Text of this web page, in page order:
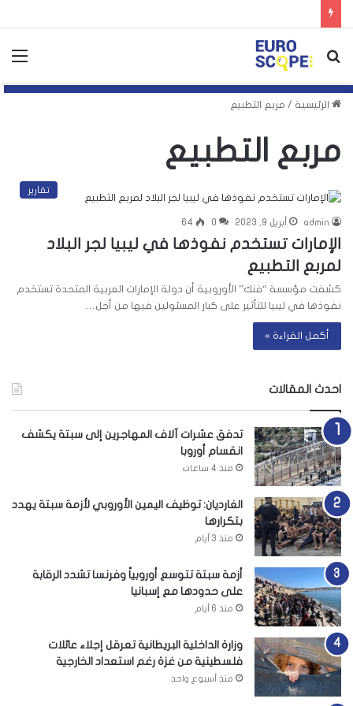
بحث
الرئيسية / مربع التطبيع
مربع التطبيع
تقارير
admin أبريل 9, 2023 0
64
الإمارات تستخدم نفوذها في ليبيا لجر البلاد
لمربع التطبيع
كشفت مؤسسة “فنك” الأوروبية أن دولة الإمارات العربية المتحدة تستخدم
نفوذها في ليبيا للتأثير على كبار المسئولين فيها من أجل…
أكمل القراءة »
احدث المقالات
تدفق عشرات آلاف المهاجرين إلى سبتة يكشف
انقسام أوروبا
منذ 4 ساعات
الغارديان: توظيف اليمين الأوروبي لأزمة سبتة يهدد
بتكرارها
منذ 3 أيام
أزمة سبتة تتوسع أوروبياً وفرنسا تشدد الرقابة
على حدودها مع إسبانيا
منذ 6 أيام
وزارة الداخلية البريطانية تعرقل إجلاء عائلات
فلسطينية من غزة رغم استعداد الخارجية
منذ أسبوع واحد